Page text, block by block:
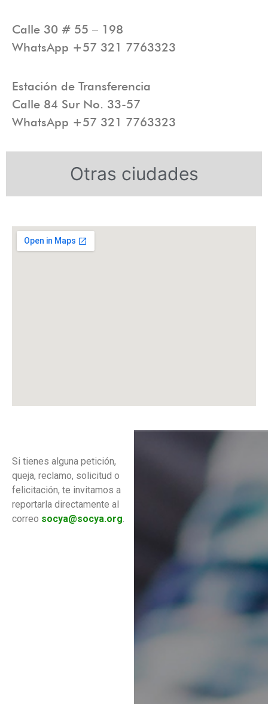
Otras ciudades
Calle 30 # 55 – 198
WhatsApp +57 321 7763323
Estación de Transferencia
Calle 84 Sur No. 33-57
WhatsApp +57 321 7763323
Si tienes alguna petición,
queja, reclamo, solicitud o
felicitación, te invitamos a
reportarla directamente al
correo socya@socya.org.